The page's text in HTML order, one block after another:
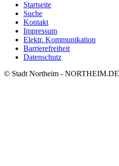
Startseite
Suche
Kontakt
Impressum
Elektr. Kommunikation
Barrierefreiheit
Datenschutz
© Stadt Northeim - NORTHEIM.DE